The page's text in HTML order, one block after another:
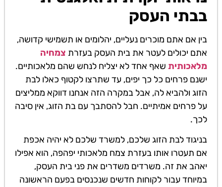
בבתי העסק
בין אם אתם מוכרים נעליים, יהלומים או תשמישי קדושה,
אתם יכולים לעטר את בית העסק בעזרת צמחיה
מלאכותית שאף אחד לא יצליח לנחש שהם מלאכותיים.
ישנם פרחים כל כך יפים, עד שתרצו לקטוף כאלו לבת
הזוג ולהביא לה, אבל במקרה הזה אנחנו דווקא ממליצים
על פרחים אמיתיים. חבל להסתבך עם בת הזוג, אין סיבה
לכך.
בניגוד לבת הזוג שלכם, למשרד שלכם לא יהיה אכפת
אם תעטרו אותו בעזרת צמח מלאכותי יפהפה, הוא אפילו
יאהב את זה. משרדים משדרים את פני בית העסק,
במיוחד עבור לקוחות חדשים שנכנסים בפעם הראשונה